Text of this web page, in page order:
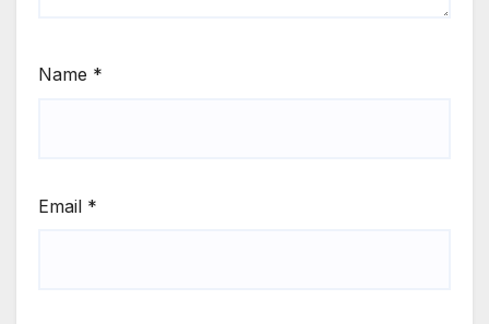
Name *
Email *